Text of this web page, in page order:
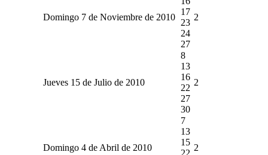
Domingo 7 de Noviembre de 2010
17
23
24
27
2
Jueves 15 de Julio de 2010
8
13
16
22
27
30
2
Domingo 4 de Abril de 2010
7
13
15
22
2